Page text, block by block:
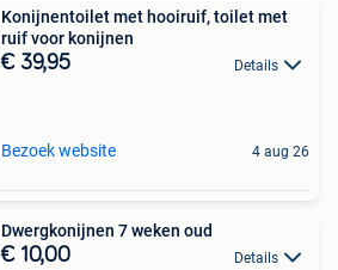
Konijnentoilet met hooiruif, toilet met
ruif voor konijnen
€ 39,95 Details
Bezoek website 4 aug 26
Dwergkonijnen 7 weken oud
€ 10,00 Details